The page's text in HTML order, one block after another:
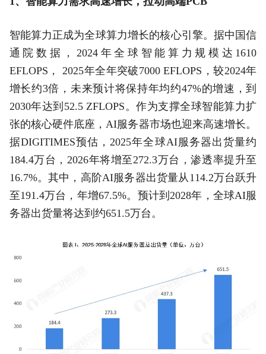
智能算力正成为全球算力增长的核心引擎。据中国信
通院数据，2024年全球智能算力规模达1610
EFLOPS， 2025年全年突破7000 EFLOPS，较2024年
增长约3倍，未来预计将保持年均约47%的增速，到
2030年达到52.5 ZFLOPS。作为支撑全球智能算力扩
张的核心硬件底座，AI服务器市场也迎来高速增长。
据DIGITIMES预估，2025年全球AI服务器出货量约
184.4万台，2026年将增至272.3万台，渗透率提升至
16.7%。其中，高阶AI服务器出货量从114.2万台跃升
至191.4万台，年增67.5%。预计到2028年，全球AI服
务器出货量将达到约651.5万台。